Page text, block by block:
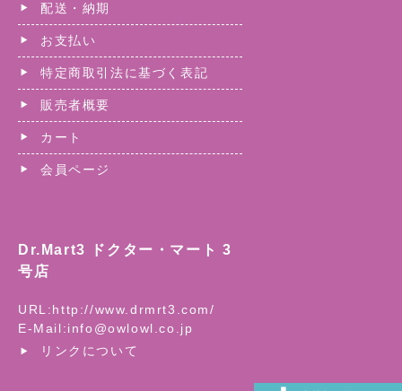
配送・納期
お支払い
特定商取引法に基づく表記
販売者概要
カート
会員ページ
Dr.Mart3 ドクター・マート 3
号店
URL:http://www.drmrt3.com/
E-Mail:info@owlowl.co.jp
リンクについて